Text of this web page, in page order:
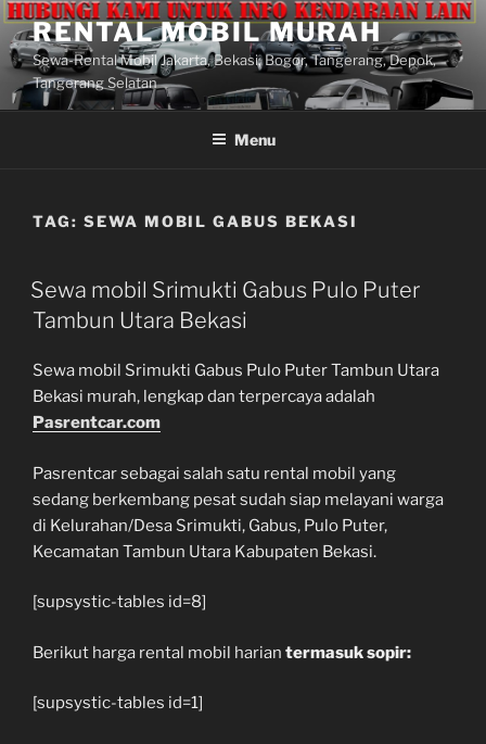
Lompat
ke
konten
RENTAL MOBIL MURAH
Sewa-Rental Mobil Jakarta, Bekasi, Bogor, Tangerang, Depok,
Tangerang Selatan
Menu
TAG: SEWA MOBIL GABUS BEKASI
Sewa mobil Srimukti Gabus Pulo Puter
Tambun Utara Bekasi
Sewa mobil Srimukti Gabus Pulo Puter Tambun Utara
Bekasi murah, lengkap dan terpercaya adalah
Pasrentcar.com
Pasrentcar sebagai salah satu rental mobil yang
sedang berkembang pesat sudah siap melayani warga
di Kelurahan/Desa Srimukti, Gabus, Pulo Puter,
Kecamatan Tambun Utara Kabupaten Bekasi.
[supsystic-tables id=8]
Berikut harga rental mobil harian termasuk sopir:
[supsystic-tables id=1]